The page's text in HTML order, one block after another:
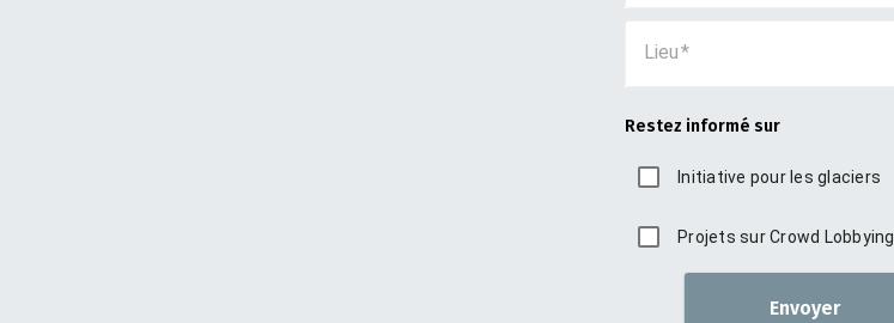
Lieu
Restez informé sur
Initiative pour les glaciers
Projets sur Crowd Lobbying
Envoyer